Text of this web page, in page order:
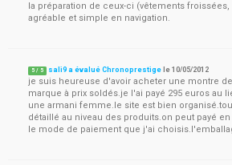
la préparation de ceux-ci (vêtements froissées,
agréable et simple en navigation.
5 / 5 sali9 a évalué Chronoprestige le10/05/2012
je suis heureuse d'avoir acheter une montre de
marque à prix soldés.je l'ai payé 295 euros au
une armani femme.le site est bien
détaillé au niveau des produits.on peut payé
le mode de paiement que j'ai